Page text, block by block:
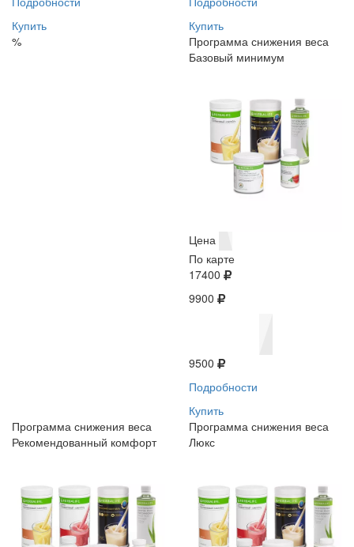
Купить
%
Купить
Программа снижения веса
Базовый минимум
Цена
По карте
17400
9900
9500
Подробности
Купить
Программа снижения веса
Рекомендованный комфорт
Программа снижения веса
Люкс